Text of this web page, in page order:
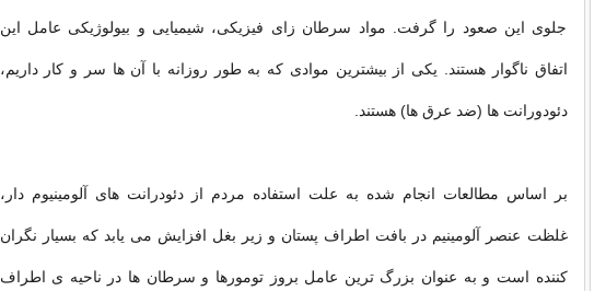
جلوی این صعود را گرفت. مواد سرطان زای فیزیکی، شیمیایی و بیولوژیکی عامل این
اتفاق ناگوار هستند. یکی از بیشترین موادی که به طور روزانه با آن ها سر و کار داریم،
دئودورانت ها (ضد عرق ها) هستند.
بر اساس مطالعات انجام شده به علت استفاده مردم از دئودرانت های آلومینیوم دار،
غلظت عنصر آلومینیم در بافت اطراف پستان و زیر بغل افزایش می یابد که بسیار نگران
کننده است و به عنوان بزرگ ترین عامل بروز تومورها و سرطان ها در ناحیه ی اطراف